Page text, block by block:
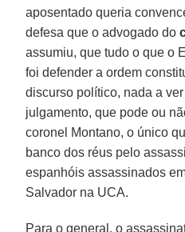
aposentado queria
defesa que o advogado do
assumiu, que tudo o que o
foi defender a ordem
discurso político, nada a
julgamento, que pode ou
coronel Montano, o único
banco dos réus pelo
espanhóis assassinados
Salvador na UCA.
Para o general, o